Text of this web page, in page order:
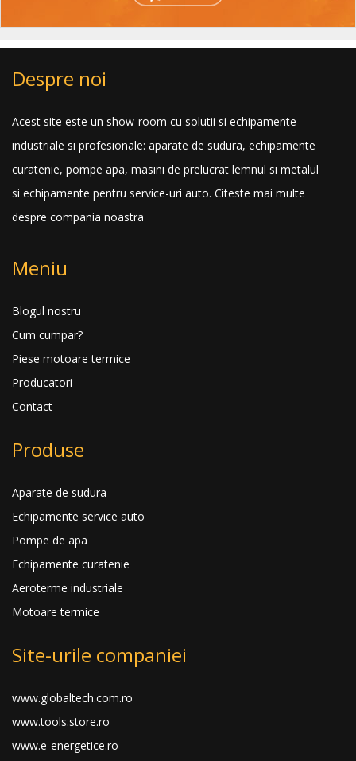
Despre noi
Acest site este un show-room cu solutii si echipamente
industriale si profesionale: aparate de sudura, echipamente
curatenie, pompe apa, masini de prelucrat lemnul si metalul
si echipamente pentru service-uri auto. Citeste mai multe
despre compania noastra
Meniu
Blogul nostru
Cum cumpar?
Piese motoare termice
Producatori
Contact
Produse
Aparate de sudura
Echipamente service auto
Pompe de apa
Echipamente curatenie
Aeroterme industriale
Motoare termice
Site-urile companiei
www.globaltech.com.ro
www.tools.store.ro
www.e-energetice.ro